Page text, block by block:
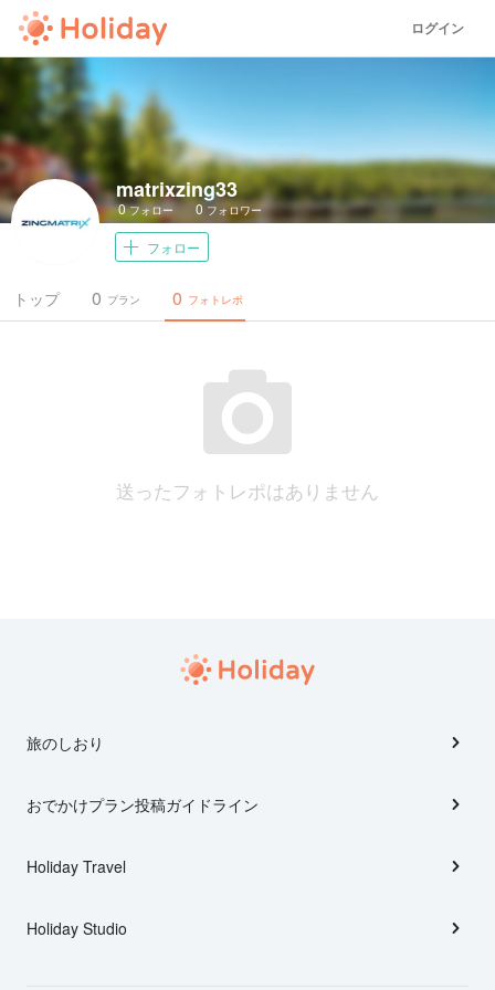
ログイン
matrixzing33
0フォロー 0 フォロワー
フォロー
トップ プラン
0 フォトレポ
0
送ったフォトレポはありません
旅のしおり
おでかけプラン投稿ガイドライン
Holiday Travel
Holiday Studio